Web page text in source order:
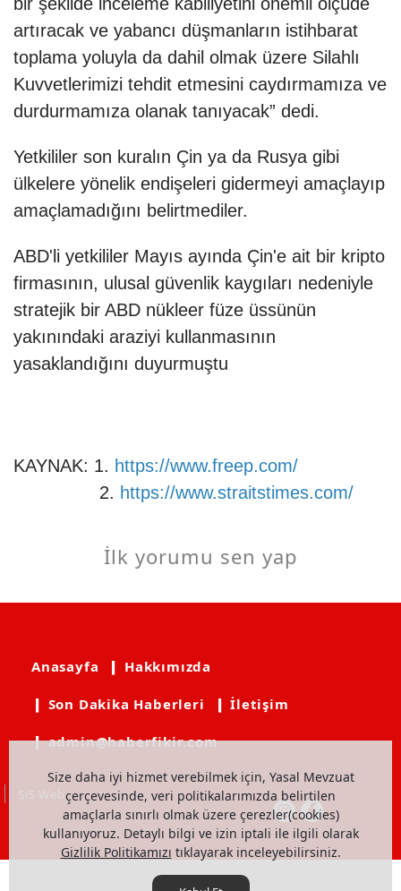
artıracak ve yabancı düşmanların istihbarat
toplama yoluyla da dahil olmak üzere Silahlı
Kuvvetlerimizi tehdit etmesini caydırmamıza ve
durdurmamıza olanak tanıyacak” dedi.
Yetkililer son kuralın Çin ya da Rusya gibi
ülkelere yönelik endişeleri gidermeyi amaçlayıp
amaçlamadığını belirtmediler.
ABD'li yetkililer Mayıs ayında Çin'e ait bir kripto
firmasının, ulusal güvenlik kaygıları nedeniyle
stratejik bir ABD nükleer füze üssünün
yakınındaki araziyi kullanmasının
yasaklandığını duyurmuştu
KAYNAK: 1. https://www.freep.com/
2. https://www.straitstimes.com/
İlk yorumu sen yap
Size daha iyi hizmet verebilmek için, Yasal Mevzuat
çerçevesinde, veri politikalarımızda belirtilen
amaçlarla sınırlı olmak üzere çerezler(cookies)
kullanıyoruz. Detaylı bilgi ve izin iptali ile ilgili olarak
Gizlilik Politikamızı tıklayarak inceleyebilirsiniz.
Anasayfa ❙ Hakkımızda
❙ Son Dakika Haberleri ❙ İletişim
❙ admin@haberfikir.com
SiS Web